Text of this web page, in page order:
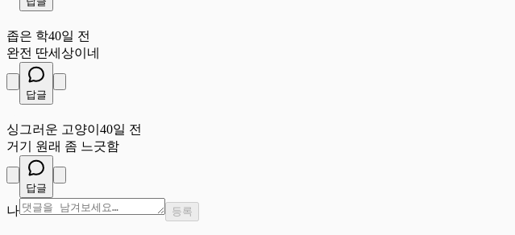
좁은 학40일 전
완전 딴세상이네
답글
싱그러운 고양이 40일 전
거기 원래 좀 느긋함
답글
나 등록